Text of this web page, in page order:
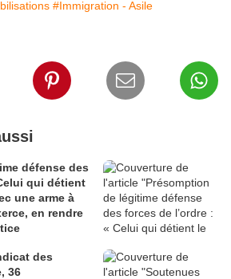
#Immigration - Asile
défense des
qui détient
une arme à
en rendre
des
36